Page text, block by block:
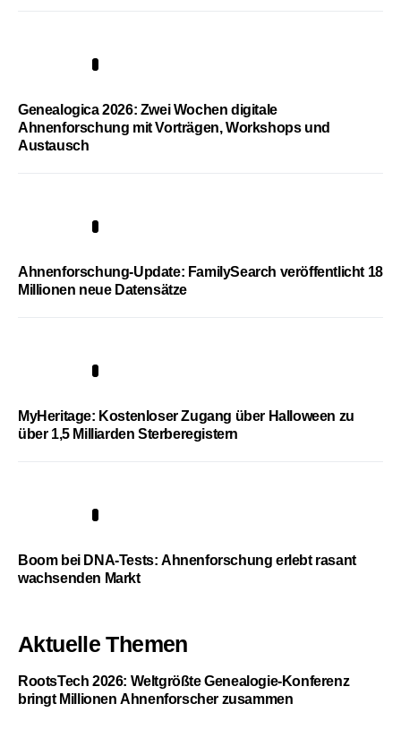
Genealogica 2026: Zwei Wochen digitale
Ahnenforschung mit Vorträgen, Workshops und
Austausch
Ahnenforschung-Update: FamilySearch veröffentlicht 18
Millionen neue Datensätze
MyHeritage: Kostenloser Zugang über Halloween zu
über 1,5 Milliarden Sterberegistern
Boom bei DNA-Tests: Ahnenforschung erlebt rasant
wachsenden Markt
Aktuelle Themen
RootsTech 2026: Weltgrößte Genealogie-Konferenz
bringt Millionen Ahnenforscher zusammen